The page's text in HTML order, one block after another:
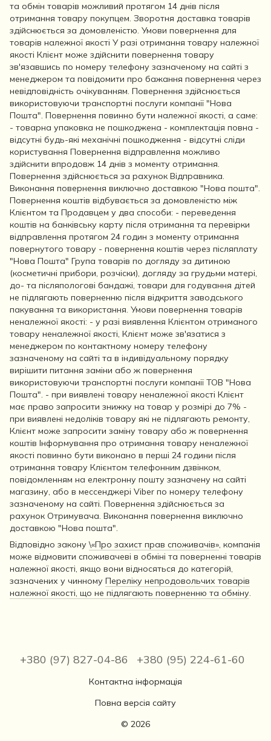
та обмін товарів можливий протягом 14 днів після
отримання товару покупцем. Зворотня доставка товарів
здійснюється за домовленістю. Умови повернення для
товарів належної якості У разі отримання товару належної
якості Клієнт може здійснити повернення товару
зв'язавшись по номеру телефону зазначеному на сайті з
менеджером та повідомити про бажання повернення через
невідповідність очікуванням. Повернення здійснюється
використовуючи транспортні послуги компанії "Нова
Пошта". Повернення повинно бути належної якості, а саме:
- товарна упаковка не пошкоджена - комплектація повна -
відсутні будь-які механічні пошкодження - відсутні сліди
користування Повернення відправлення можливо
здійснити впродовж 14 днів з моменту отримання.
Повернення здійснюється за рахунок Відправника.
Виконання повернення виключно доставкою "Нова пошта".
Повернення коштів відбувається за домовленістю між
Клієнтом та Продавцем у два способи: - переведення
коштів на банківську карту після отримання та перевірки
відправлення протягом 24 годин з моменту отримання
повернутого товару - повернення коштів через післяплату
"Нова Пошта" Група товарів по догляду за дитиною
(косметичні прибори, розчіски), догляду за грудьми матері,
до- та післяпологові бандажі, товари для годування дітей
не підлягають поверненню після відкриття заводського
пакування та використання. Умови повернення товарів
неналежної якості: - у разі виявлення Клієнтом отриманого
товару неналежної якості, Клієнт може зв'язатися з
менеджером по контактному номеру телефону
зазначеному на сайті та в індивідуальному порядку
вирішити питання заміни або ж повернення
використовуючи транспортні послуги компанії ТОВ "Нова
Пошта". - при виявлені товару неналежної якості Клієнт
має право запросити знижку на товар у розмірі до 7% -
при виявлені недоліків товару які не підлягають ремонту,
Клієнт може запросити заміну товару або ж повернення
коштів Інформування про отримання товару неналежної
якості повинно бути виконано в перші 24 години після
отримання товару Клієнтом телефонним дзвінком,
повідомленням на електронну пошту зазначену на сайті
магазину, або в мессенджері Viber по номеру телефону
зазначеному на сайті. Повернення здійснюється за
рахунок Отримувача. Виконання повернення виключно
доставкою "Нова пошта".
Відповідно закону\«Про захист прав споживачів», компанія
може відмовити споживачеві в обміні та поверненні товарів
належної якості, якщо вони відносяться до категорій,
зазначених у чинному Переліку непродовольчих товарів
належної якості, що не підлягають поверненню та обміну.
+380 (97) 827-04-86 +380 (95) 224-61-60
Контактна інформація
Повна версія сайту
© 2026